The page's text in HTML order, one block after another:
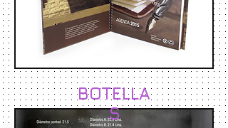
BOTELLA
S